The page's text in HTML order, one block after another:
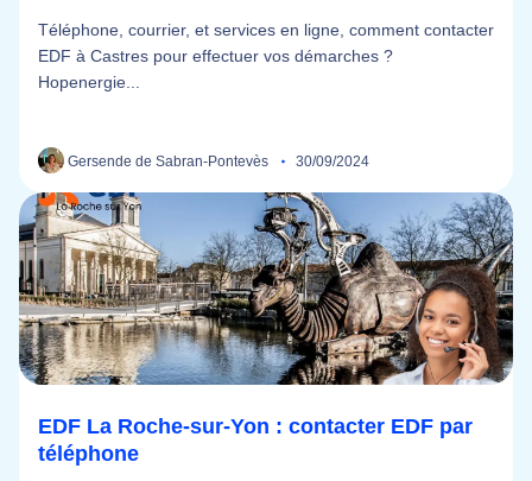
Téléphone, courrier, et services en ligne, comment contacter
EDF à Castres pour effectuer vos démarches ?
Hopenergie...
Gersende de Sabran-Pontevès 30/09/2024
EDF La Roche-sur-Yon : contacter EDF par
téléphone